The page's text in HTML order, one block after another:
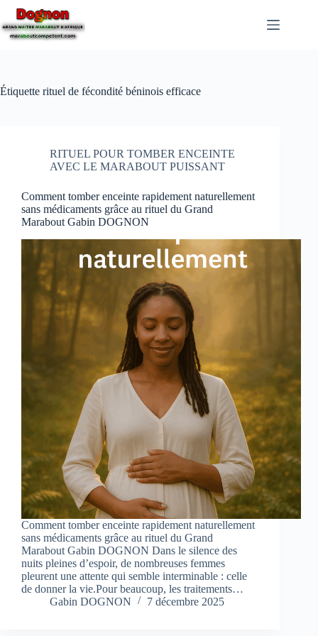
Étiquette rituel de fécondité béninois efficace
RITUEL POUR TOMBER ENCEINTE
AVEC LE MARABOUT PUISSANT
Comment tomber enceinte rapidement naturellement
sans médicaments grâce au rituel du Grand
Marabout Gabin DOGNON
Comment tomber enceinte rapidement naturellement
sans médicaments grâce au rituel du Grand
Marabout Gabin DOGNON Dans le silence des
nuits pleines d’espoir, de nombreuses femmes
pleurent une attente qui semble interminable : celle
de donner la vie.Pour beaucoup, les traitements…
Gabin DOGNON
7 décembre 2025